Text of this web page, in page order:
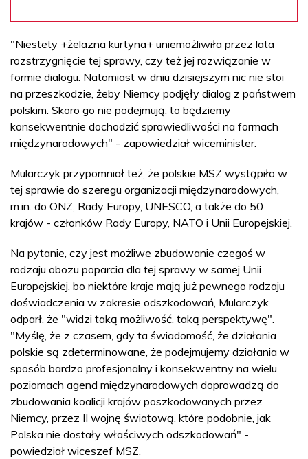
"Niestety +żelazna kurtyna+ uniemożliwiła przez lata
rozstrzygnięcie tej sprawy, czy też jej rozwiązanie w
formie dialogu. Natomiast w dniu dzisiejszym nic nie stoi
na przeszkodzie, żeby Niemcy podjęły dialog z państwem
polskim. Skoro go nie podejmują, to będziemy
konsekwentnie dochodzić sprawiedliwości na formach
międzynarodowych" - zapowiedział wiceminister.
Mularczyk przypomniał też, że polskie MSZ wystąpiło w
tej sprawie do szeregu organizacji międzynarodowych,
m.in. do ONZ, Rady Europy, UNESCO, a także do 50
krajów - członków Rady Europy, NATO i Unii Europejskiej.
Na pytanie, czy jest możliwe zbudowanie czegoś w
rodzaju obozu poparcia dla tej sprawy w samej Unii
Europejskiej, bo niektóre kraje mają już pewnego rodzaju
doświadczenia w zakresie odszkodowań, Mularczyk
odparł, że "widzi taką możliwość, taką perspektywę".
"Myślę, że z czasem, gdy ta świadomość, że działania
polskie są zdeterminowane, że podejmujemy działania w
sposób bardzo profesjonalny i konsekwentny na wielu
poziomach agend międzynarodowych doprowadzą do
zbudowania koalicji krajów poszkodowanych przez
Niemcy, przez II wojnę światową, które podobnie, jak
Polska nie dostały właściwych odszkodowań" -
powiedział wiceszef MSZ.